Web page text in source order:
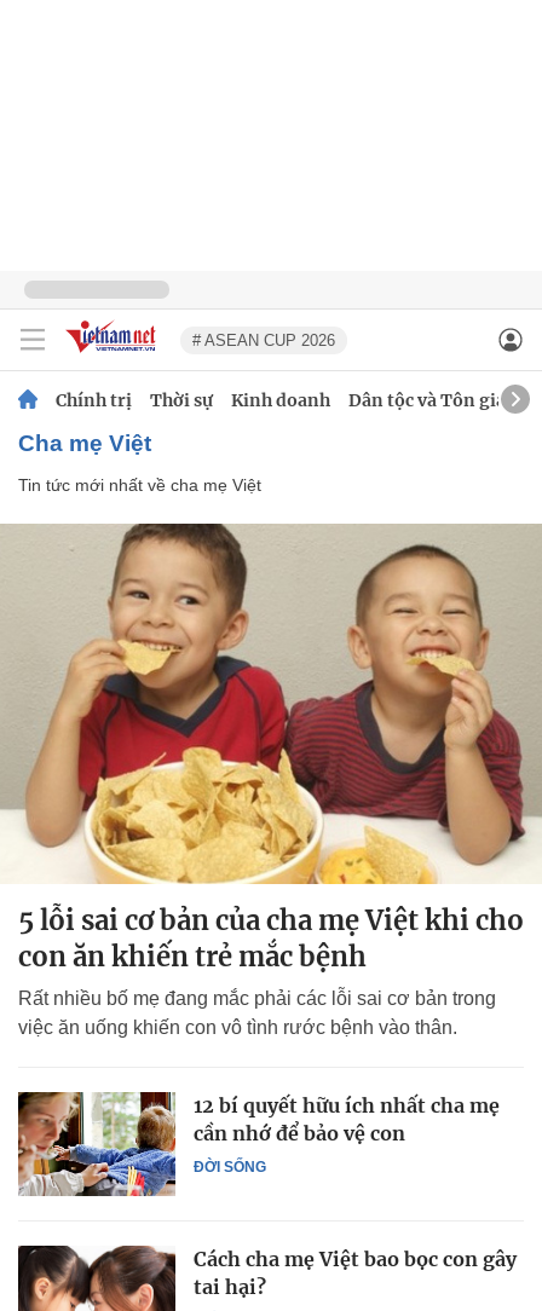
# ASEAN CUP 2026
Chính trị Thời sự Kinh doanh Dân tộc và Tôn giáo
cha mẹ Việt
Tin tức mới nhất về cha mẹ Việt
5 lỗi sai cơ bản của cha mẹ Việt khi cho
con ăn khiến trẻ mắc bệnh
Rất nhiều bố mẹ đang mắc phải các lỗi sai cơ bản trong
việc ăn uống khiến con vô tình rước bệnh vào thân.
ĐỜI SỐNG
12 bí quyết hữu ích nhất cha mẹ
cần nhớ để bảo vệ con
Cách cha mẹ Việt bao bọc con gây
tai hại?